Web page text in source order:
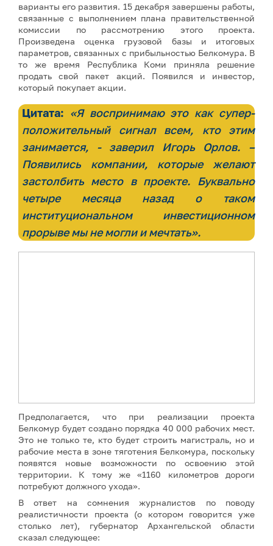
варианты его развития. 15 декабря завершены работы,
связанные с выполнением плана правительственной
комиссии по рассмотрению этого проекта.
Произведена оценка грузовой базы и итоговых
параметров, связанных с прибыльностью Белкомура. В
то же время Республика Коми приняла решение
продать свой пакет акций. Появился и инвестор,
который покупает акции.
Цитата: «Я воспринимаю это как супер-
положительный сигнал всем, кто этим
занимается, - заверил Игорь Орлов. –
Появились компании, которые желают
застолбить место в проекте. Буквально
четыре месяца назад о таком
институциональном инвестиционном
прорыве мы не могли и мечтать».
Предполагается, что при реализации проекта
Белкомур будет создано порядка 40 000 рабочих мест.
Это не только те, кто будет строить магистраль, но и
рабочие места в зоне тяготения Белкомура, поскольку
появятся новые возможности по освоению этой
территории. К тому же «1160 километров дороги
потребуют должного ухода».
В ответ на сомнения журналистов по поводу
реалистичности проекта (о котором говорится уже
столько лет), губернатор Архангельской области
сказал следующее: